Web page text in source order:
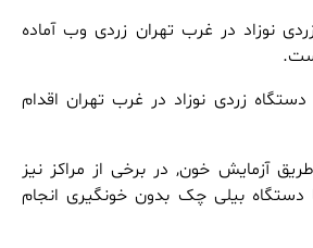
نوزاد در غرب تهران زردی وب آماده
زردی نوزاد در غرب تهران اقدام
آزمایش خون, در برخی از مراکز نیز
دستگاه بیلی چک بدون خونگیری انجام